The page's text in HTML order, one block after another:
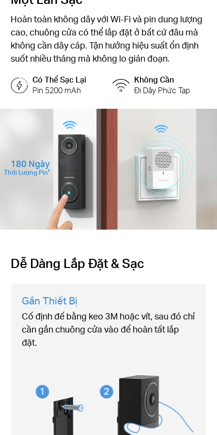
Hoàn toàn không dây với Wi-Fi và pin dung lượng
cao, chuông cửa có thể lắp đặt ở bất cứ đâu mà
không cần dây cáp. Tận hưởng hiệu suất ổn định
suốt nhiều tháng mà không lo gián đoạn.
Có Thể Sạc Lại
Pin 5200 mAh
Không Cần
Đi Dây Phức Tạp
180 Ngày
Thời Lượng Pin‡
Dễ Dàng Lắp Đặt & Sạc
Gắn Thiết Bị
Cố định đế bằng keo 3M hoặc vít, sau đó chỉ
cần gắn chuông cửa vào để hoàn tất lắp
đặt.